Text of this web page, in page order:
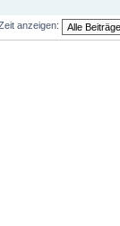
anzeigen: